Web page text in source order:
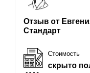
Отзыв от
Стандарт
Стоимость
скрыто